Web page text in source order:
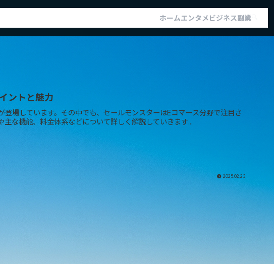
ホームエンタメビジネス副業
ントと魅力
場しています。その中でも、セールモンスターはEコマース分野で注目さ
な機能、料金体系などについて詳しく解説していきます...
2025.02.23